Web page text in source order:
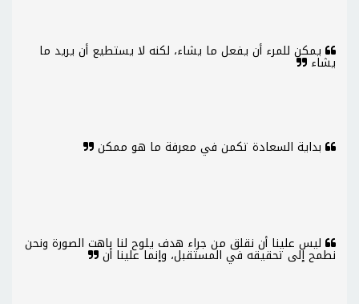
يمكن للمرء أن يفعل ما يشاء، لكنه لا يستطيع أن يريد ما
يشاء
بداية السعادة تكمن في معرفة ما هو ممكن
ليس علينا أن نقلق من جراء هدف يلوح لنا باهت الصورة ونحن
نطمح إلى تحقيقه في المستقبل، وإنما علينا أن